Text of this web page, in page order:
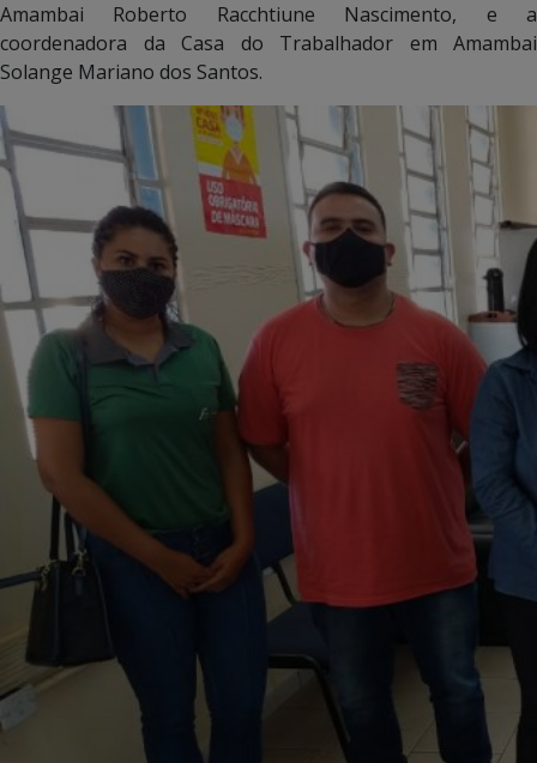
Amambai Roberto Racchtiune Nascimento, e a
coordenadora da Casa do Trabalhador em Amambai
Solange Mariano dos Santos.